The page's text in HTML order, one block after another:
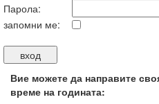
Парола:
запомни ме:
Вие можете да направите
време на годината: